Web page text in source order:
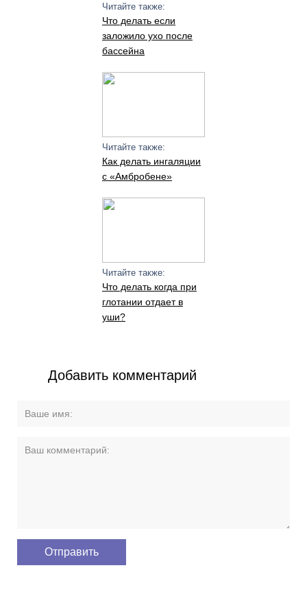
Читайте также:
Что делать если
заложило ухо после
бассейна
Читайте также:
Как делать ингаляции
с «Амбробене»
Читайте также:
Что делать когда при
глотании отдает в
уши?
Добавить комментарий